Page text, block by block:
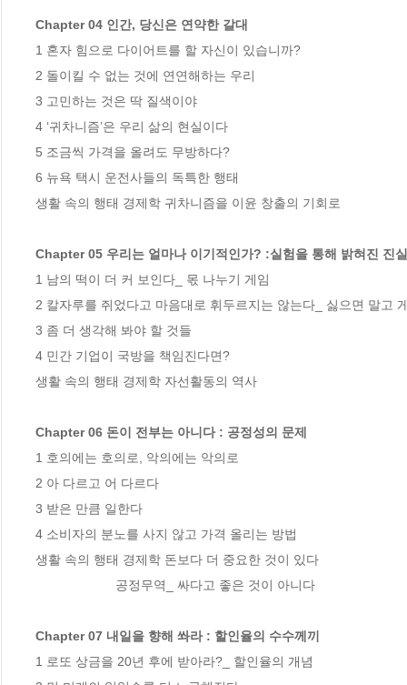
Chapter 04 인간, 당신은 연약한 갈대
1 혼자 힘으로 다이어트를 할 자신이 있습니까?
2 돌이킬 수 없는 것에 연연해하는 우리
3 고민하는 것은 딱 질색이야
4 ‘귀차니즘’은 우리 삶의 현실이다
5 조금씩 가격을 올려도 무방하다?
6 뉴욕 택시 운전사들의 독특한 행태
생활 속의 행태 경제학 귀차니즘을 이윤 창출의 기회로
Chapter 05 우리는 얼마나 이기적인가? :실험을 통해 밝혀진 진실
1 남의 떡이 더 커 보인다_ 몫 나누기 게임
2 칼자루를 쥐었다고 마음대로 휘두르지는 않는다_ 싫으면 말고
3 좀 더 생각해 봐야 할 것들
4 민간 기업이 국방을 책임진다면?
생활 속의 행태 경제학 자선활동의 역사
Chapter 06 돈이 전부는 아니다 : 공정성의 문제
1 호의에는 호의로, 악의에는 악의로
2 아 다르고 어 다르다
3 받은 만큼 일한다
4 소비자의 분노를 사지 않고 가격 올리는 방법
생활 속의 행태 경제학 돈보다 더 중요한 것이 있다
Chapter 07 내일을 향해 쏴라 : 할인율의 수수께끼
1 로또 상금을 20년 후에 받아라?_ 할인율의 개념